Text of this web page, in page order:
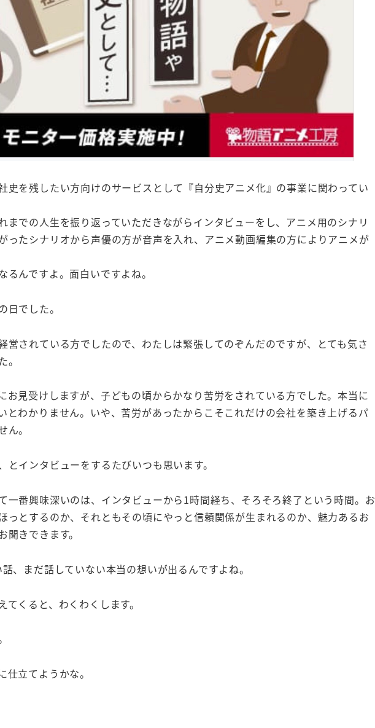
史を残したい方向けのサービスとして『自分史アニメ化』の事業に関わってい
までの人生を振り返っていただきながらインタビューをし、アニメ用のシナリ
ったシナリオから声優の方が音声を入れ、アニメ動画編集の方によりアニメが
るんですよ。面白いですよね。
日でした。
営されている方でしたので、わたしは緊張してのぞんだのですが、とても気さ
。
お見受けしますが、子どもの頃からかなり苦労をされている方でした。本当に
とわかりません。いや、苦労があったからこそこれだけの会社を築き上げるパ
。
とインタビューをするたびいつも思います。
一番興味深いのは、インタビューから1時間経ち、そろそろ終了という時間。お
っとするのか、それともその頃にやっと信頼関係が生まれるのか、魅力あるお
きできます。
、まだ話していない本当の想いが出るんですよね。
くると、わくわくします。
仕立てようかな。